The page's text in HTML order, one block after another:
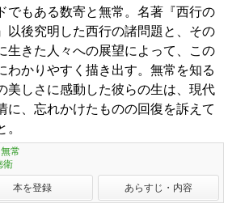
でもある数寄と無常。名著『西行の
以後究明した西行の諸問題と、その
生きた人々への展望によって、この
わかりやすく描き出す。無常を知る
美しさに感動した彼らの生は、現代
に、忘れかけたものの回復を訴えて
常
衛
本を登録 あらすじ・内容